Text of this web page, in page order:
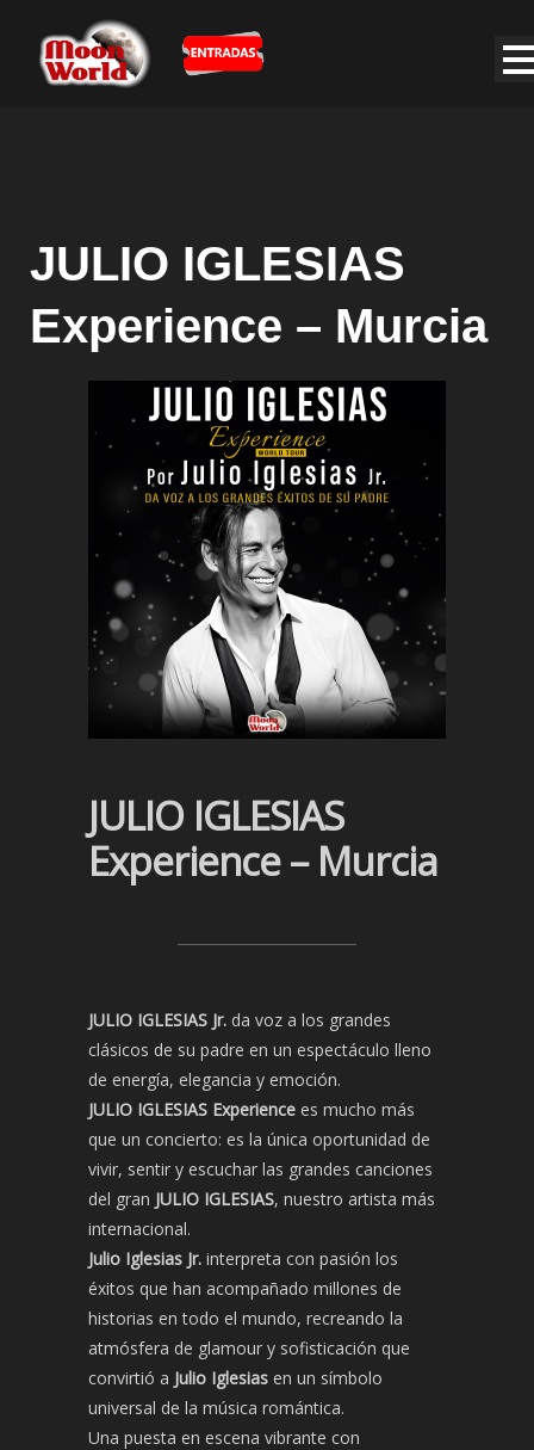
JULIO IGLESIAS
Experience – Murcia
JULIO IGLESIAS
Experience – Murcia
JULIO IGLESIAS Jr. da voz a los grandes
clásicos de su padre en un espectáculo lleno
de energía, elegancia y emoción.
JULIO IGLESIAS Experience es mucho más
que un concierto: es la única oportunidad de
vivir, sentir y escuchar las grandes canciones
del gran JULIO IGLESIAS, nuestro artista más
internacional.
Julio Iglesias Jr. interpreta con pasión los
éxitos que han acompañado millones de
historias en todo el mundo, recreando la
atmósfera de glamour y sofisticación que
convirtió a Julio Iglesias en un símbolo
universal de la música romántica.
Una puesta en escena vibrante con